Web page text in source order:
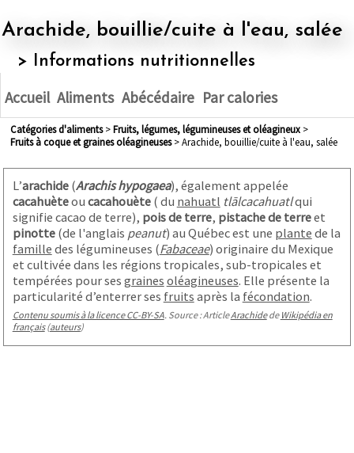
Arachide, bouillie/cuite à l'eau, salée
> Informations nutritionnelles
Accueil Aliments Abécédaire Par calories
Catégories d'aliments> fruits, légumes, légumineuses et oléagineux>
fruits à coque et graines oléagineuses> Arachide, bouillie/cuite à l'eau, salée
L’arachide(Arachis hypogaea), également appelée
cacahuèteou cacahouète( du nahuatl tlālcacahuatlqui
signifie cacao de terre), pois de terre, pistache de terreet
pinotte(de l'anglais peanut) au Québecest une plante de la
famille des légumineuses (Fabaceae) originaire du Mexique
et cultivée dans les régions tropicales, sub-tropicales et
tempérées pour ses graines oléagineuses. Elle présente la
particularité d’enterrer ses fruits après la fécondation.
Contenu soumis à la licence CC-BY-SA. Source : ArticleArachidede Wikipédia en
français(auteurs)